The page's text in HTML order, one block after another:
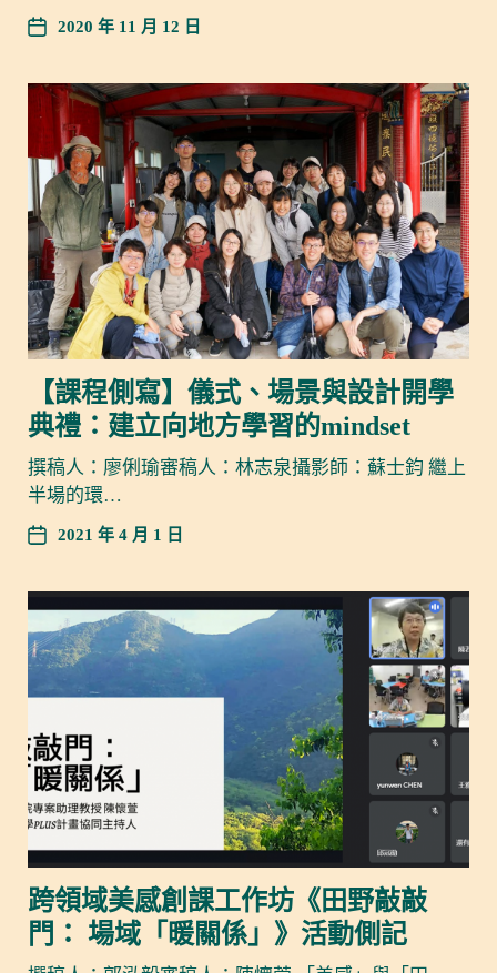
2020 年 11 月 12 日
【課程側寫】儀式、場景與設計開學
典禮：建立向地方學習的mindset
撰稿人：廖俐瑜審稿人：林志泉攝影師：蘇士鈞 繼上
半場的環…
2021 年 4 月 1 日
跨領域美感創課工作坊《田野敲敲
門： 場域「暖關係」》活動側記